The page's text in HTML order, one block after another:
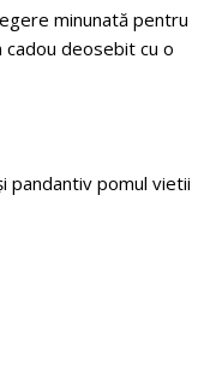
minunată pentru
deosebit cu o
pandantiv pomul vietii